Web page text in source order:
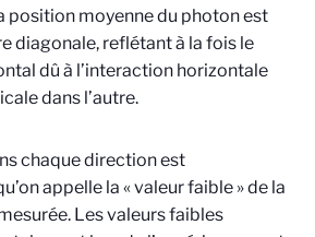
position moyenne du photon est
diagonale, reflétant à la fois le
dû à l’interaction horizontale
dans l’autre.
chaque direction est
appelle la « valeur faible » de la
Les valeurs faibles